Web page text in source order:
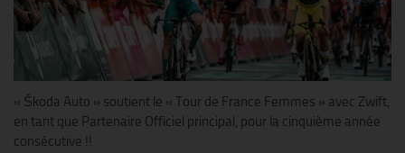
« Škoda Auto » soutient le « Tour de France Femmes » avec Zwift,
en tant que Partenaire Officiel principal, pour la cinquième année
consécutive !!